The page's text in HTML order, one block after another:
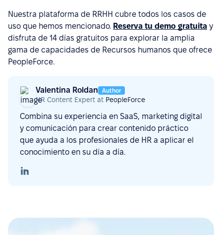
Nuestra plataforma de RRHH cubre todos los casos de
uso que hemos mencionado. Reserva tu demo gratuita y
disfruta de 14 días gratuitos para explorar la amplia
gama de capacidades de Recursos humanos que ofrece
PeopleForce.
Valentina Roldan Author
HR Content Expert at PeopleForce
Combina su experiencia en SaaS, marketing digital
y comunicación para crear contenido práctico
que ayuda a los profesionales de HR a aplicar el
conocimiento en su día a día.